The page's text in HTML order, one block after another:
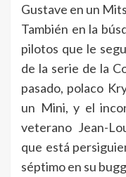
Gustave en un
También en la
pilotos que le
de la serie de la
pasado, polaco
un Mini, y el
veterano Jean-
que está
séptimo en su